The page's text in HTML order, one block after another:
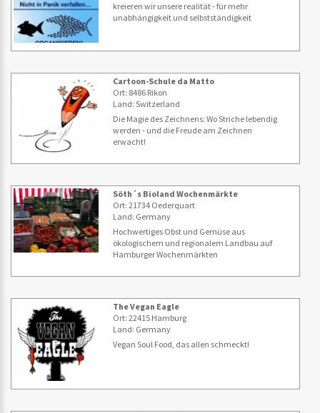
kreieren wir unsere realität - für mehr
unabhängigkeit und selbstständigkeit
Cartoon-Schule da Matto
Ort: 8486 Rikon
Land: Switzerland
Die Magie des Zeichnens: Wo Striche lebendig
werden - und die Freude am Zeichnen
erwacht!
Söth´s Bioland Wochenmärkte
Ort: 21734 Oederquart
Land: Germany
Hochwertiges Obst und Gemüse aus
ökologischem und regionalem Landbau auf
Hamburger Wochenmärkten
The Vegan Eagle
Ort: 22415 Hamburg
Land: Germany
Vegan Soul Food, das allen schmeckt!